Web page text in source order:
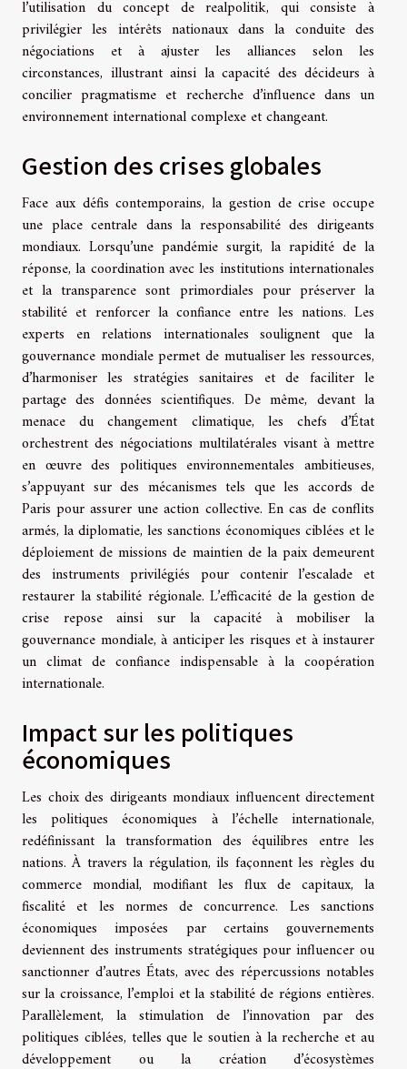
l’utilisation du concept de realpolitik, qui consiste à
privilégier les intérêts nationaux dans la conduite des
négociations et à ajuster les alliances selon les
circonstances, illustrant ainsi la capacité des décideurs à
concilier pragmatisme et recherche d’influence dans un
environnement international complexe et changeant.
Gestion des crises globales
Face aux défis contemporains, la gestion de crise occupe
une place centrale dans la responsabilité des dirigeants
mondiaux. Lorsqu’une pandémie surgit, la rapidité de la
réponse, la coordination avec les institutions internationales
et la transparence sont primordiales pour préserver la
stabilité et renforcer la confiance entre les nations. Les
experts en relations internationales soulignent que la
gouvernance mondiale permet de mutualiser les ressources,
d’harmoniser les stratégies sanitaires et de faciliter le
partage des données scientifiques. De même, devant la
menace du changement climatique, les chefs d’État
orchestrent des négociations multilatérales visant à mettre
en œuvre des politiques environnementales ambitieuses,
s’appuyant sur des mécanismes tels que les accords de
Paris pour assurer une action collective. En cas de conflits
armés, la diplomatie, les sanctions économiques ciblées et le
déploiement de missions de maintien de la paix demeurent
des instruments privilégiés pour contenir l’escalade et
restaurer la stabilité régionale. L’efficacité de la gestion de
crise repose ainsi sur la capacité à mobiliser la
gouvernance mondiale, à anticiper les risques et à instaurer
un climat de confiance indispensable à la coopération
internationale.
Impact sur les politiques
économiques
Les choix des dirigeants mondiaux influencent directement
les politiques économiques à l’échelle internationale,
redéfinissant la transformation des équilibres entre les
nations. À travers la régulation, ils façonnent les règles du
commerce mondial, modifiant les flux de capitaux, la
fiscalité et les normes de concurrence. Les sanctions
économiques imposées par certains gouvernements
deviennent des instruments stratégiques pour influencer ou
sanctionner d’autres États, avec des répercussions notables
sur la croissance, l’emploi et la stabilité de régions entières.
Parallèlement, la stimulation de l’innovation par des
politiques ciblées, telles que le soutien à la recherche et au
développement ou la création d’écosystèmes